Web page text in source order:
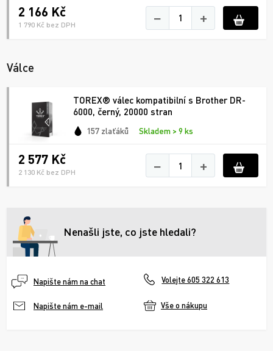
2 166 Kč
1 790 Kč bez DPH − +
Válce
TOREX® válec kompatibilní s Brother DR-
6000, černý, 20000 stran
157 zlaťáků Skladem > 9 ks
2 577 Kč
2 130 Kč bez DPH − +
Nenašli jste, co jste hledali?
Napište nám na chat Volejte 605 322 613
Napište nám e-mail Vše o nákupu